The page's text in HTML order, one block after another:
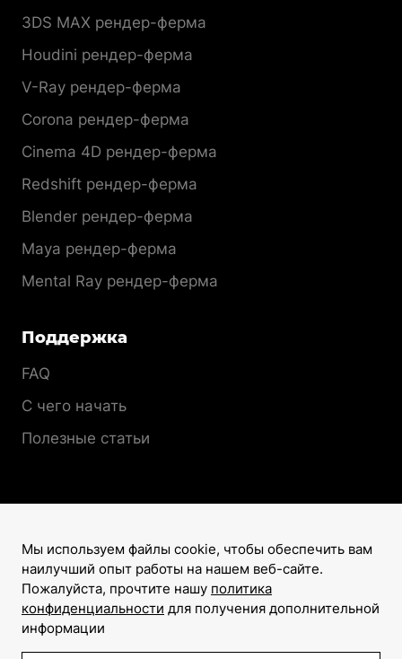
3DS MAX рендер-ферма
Houdini рендер-ферма
V-Ray рендер-ферма
Corona рендер-ферма
Cinema 4D рендер-ферма
Redshift рендер-ферма
Blender рендер-ферма
Maya рендер-ферма
Mental Ray рендер-ферма
Поддержка
FAQ
С чего начать
Полезные статьи
Лицензионный договор
Политика конфиденциальности
Мы используем файлы cookie, чтобы обеспечить вам
наилучший опыт работы на нашем веб-сайте.
Пожалуйста, прочтите нашу политика
конфиденциальности для получения дополнительной
информации